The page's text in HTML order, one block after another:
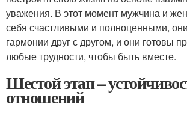
уважения. В этот момент мужчина и
себя счастливыми и полноценными,
гармонии друг с другом, и они готовы
любые трудности, чтобы быть вместе.
Шестой этап –
отношений